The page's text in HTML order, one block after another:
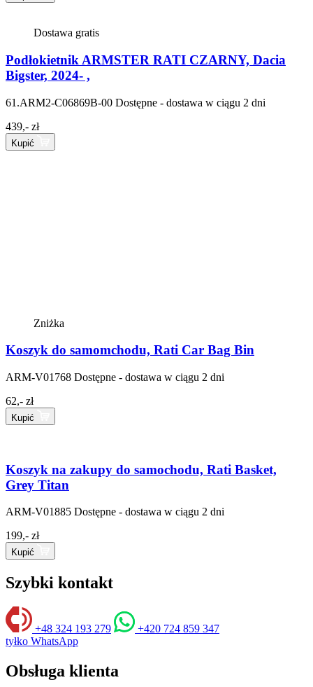
Dostawa gratis
Podłokietnik ARMSTER RATI CZARNY, Dacia
Bigster, 2024- ,
61.ARM2-C06869B-00 Dostępne - dostawa w ciągu 2 dni
439,- zł
Kupić
Zniżka
Koszyk do samomchodu, Rati Car Bag Bin
ARM-V01768 Dostępne - dostawa w ciągu 2 dni
62,- zł
Kupić
Koszyk na zakupy do samochodu, Rati Basket,
Grey Titan
ARM-V01885 Dostępne - dostawa w ciągu 2 dni
199,- zł
Kupić
Szybki kontakt
+48 324 193 279
+420 724 859 347
tyłko WhatsApp
Obsługa klienta